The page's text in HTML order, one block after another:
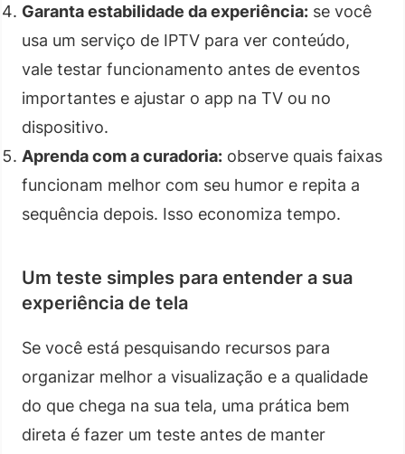
Garanta estabilidade da experiência: se você
usa um serviço de IPTV para ver conteúdo,
vale testar funcionamento antes de eventos
importantes e ajustar o app na TV ou no
dispositivo.
Aprenda com a curadoria: observe quais faixas
funcionam melhor com seu humor e repita a
sequência depois. Isso economiza tempo.
Um teste simples para entender a sua
experiência de tela
Se você está pesquisando recursos para
organizar melhor a visualização e a qualidade
do que chega na sua tela, uma prática bem
direta é fazer um teste antes de manter